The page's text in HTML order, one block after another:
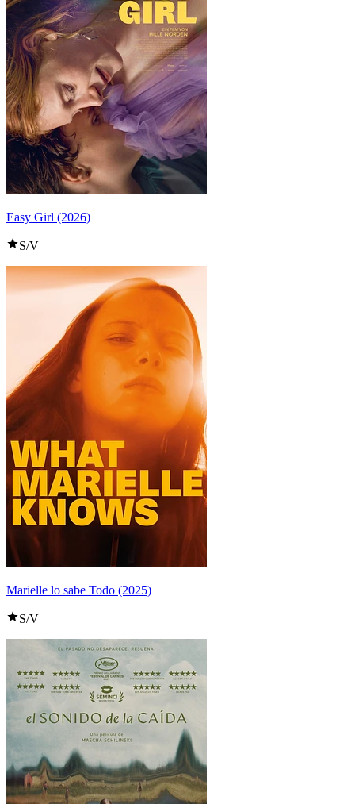
Easy Girl (2026)
S/V
Marielle lo sabe Todo (2025)
S/V